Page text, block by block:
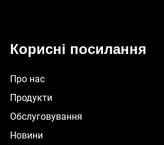
Корисні посилання
Про нас
Продукти
Обслуговування
Новини